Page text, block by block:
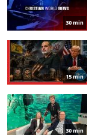
30 min
15 min
30 min